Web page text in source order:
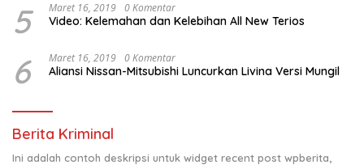
5 Maret 16, 2019 0 Komentar
Video: Kelemahan dan Kelebihan All New Terios
6 Maret 16, 2019 0 Komentar
Aliansi Nissan-Mitsubishi Luncurkan Livina Versi Mungil
Berita Kriminal
Ini adalah contoh deskripsi untuk widget recent post wpberita,